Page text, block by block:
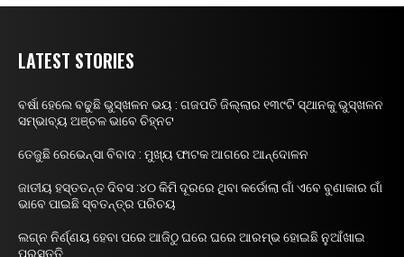
LATEST STORIES
ବର୍ଷା ହେଲେ ବଢୁଛି ଭୁସ୍ଖଳନ ଭୟ : ଗଜପତି ଜିଲ୍ଲାର ୧୩୯ଟି ସ୍ଥାନକୁ ଭୁସ୍ଖଳନ
ସମ୍ଭାବ୍ୟ ଅଞ୍ଚଳ ଭାବେ ଚିହ୍ନଟ
ତେଜୁଛି ରେଭେନ୍ସା ବିବାଦ : ମୁଖ୍ୟ ଫାଟକ ଆଗରେ ଆନ୍ଦୋଳନ
ଜାତୀୟ ହସ୍ତତନ୍ତ ଦିବସ :୪୦ କିମି ଦୂରରେ ଥିବା କର୍ଡୋଲା ଗାଁ ଏବେ ବୁଣାକାର ଗାଁ
ଭାବେ ପାଇଛି ସ୍ବତନ୍ତ୍ର ପରିଚୟ
ଲଗ୍ନ ନିର୍ଣ୍ଣୟ ହେବା ପରେ ଆଜିଠୁ ଘରେ ଘରେ ଆରମ୍ଭ ହୋଇଛି ନୁଆଁଖାଇ
ପ୍ରସ୍ତୁତି